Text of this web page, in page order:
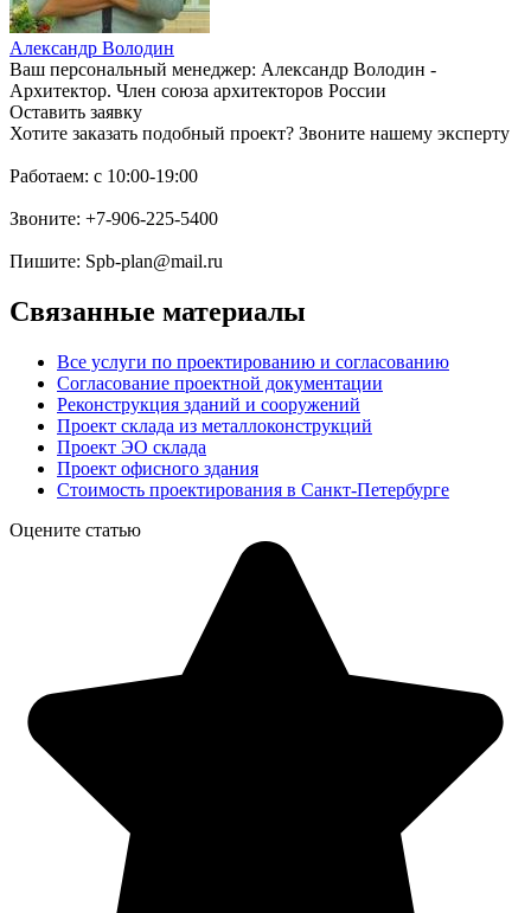
Александр Володин
Ваш персональный менеджер: Александр Володин -
Архитектор. Член союза архитекторов России
Оставить заявку
Хотите заказать подобный проект? Звоните нашему эксперту
Работаем: c 10:00-19:00
Звоните: +7-906-225-5400
Пишите: Spb-plan@mail.ru
Связанные материалы
Все услуги по проектированию и согласованию
Согласование проектной документации
Реконструкция зданий и сооружений
Проект склада из металлоконструкций
Проект ЭО склада
Проект офисного здания
Стоимость проектирования в Санкт-Петербурге
Оцените статью